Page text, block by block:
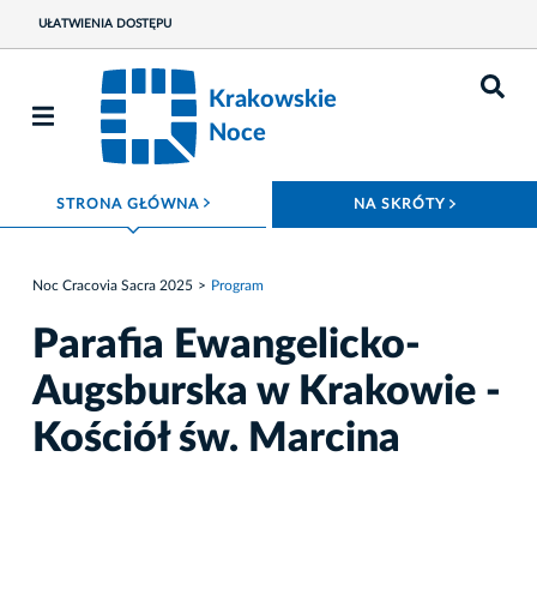
UŁATWIENIA DOSTĘPU
Krakowskie
Noce
STRONA GŁÓWNA ROZWIŃ MENU NA SKRÓTY
Noc Cracovia Sacra 2025 Program
Parafia Ewangelicko-
Augsburska w Krakowie -
Kościół św. Marcina